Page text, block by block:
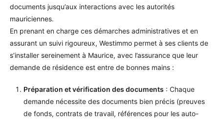
documents jusqu’aux interactions avec les autorités
mauriciennes.
En prenant en charge ces démarches administratives et en
assurant un suivi rigoureux, Westimmo permet à ses clients de
s’installer sereinement à Maurice, avec l’assurance que leur
demande de résidence est entre de bonnes mains :
Préparation et vérification des documents : Chaque
demande nécessite des documents bien précis (preuves
de fonds, contrats de travail, références pour les auto-